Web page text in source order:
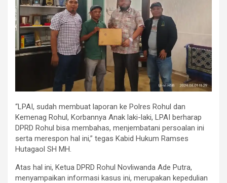
“LPAI, sudah membuat laporan ke Polres Rohul dan
Kemenag Rohul, Korbannya Anak laki-laki, LPAI berharap
DPRD Rohul bisa membahas, menjembatani persoalan ini
serta merespon hal ini,” tegas Kabid Hukum Ramses
Hutagaol SH MH.
Atas hal ini, Ketua DPRD Rohul Novliwanda Ade Putra,
menyampaikan informasi kasus ini, merupakan kepedulian